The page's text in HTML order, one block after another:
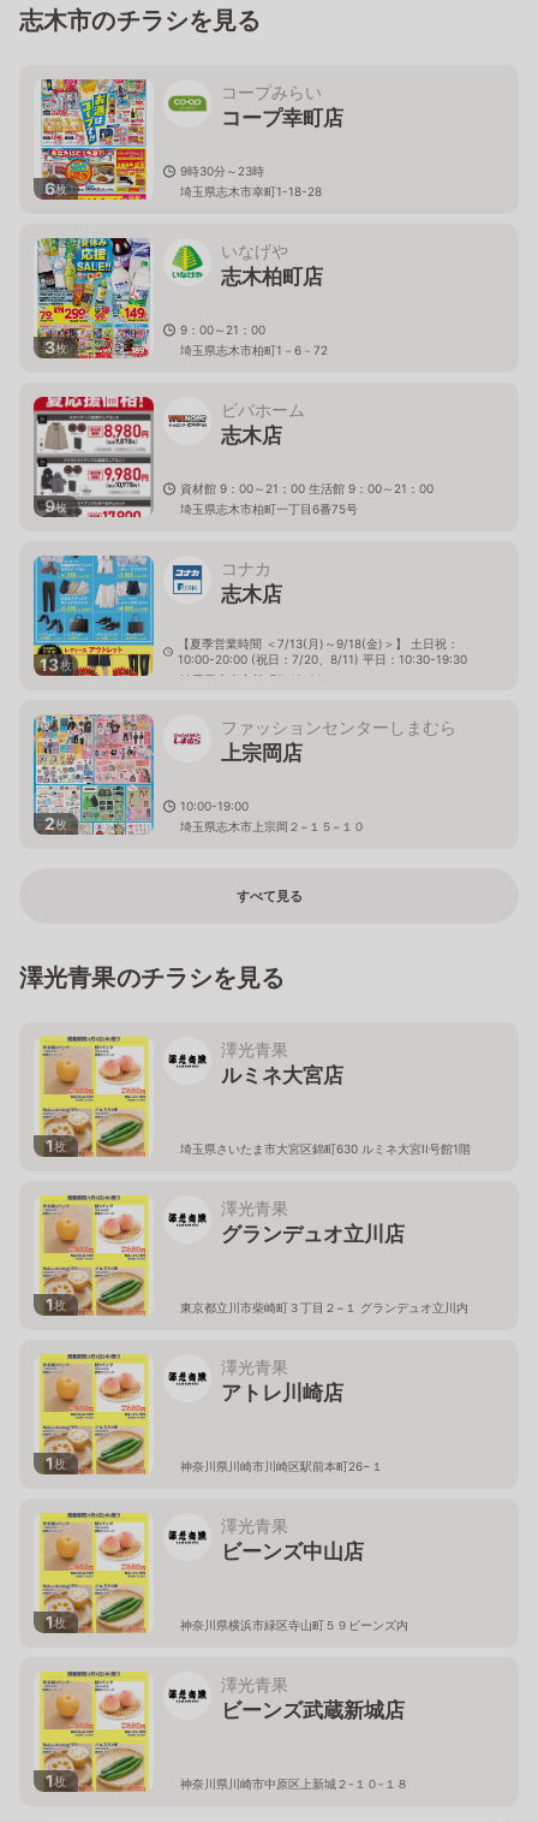
志木市のチラシを見る
6枚
コープみらい
コープ幸町店
9時30分～23時
埼玉県志木市幸町1-18-28
3枚
いなげや
志木柏町店
9：00～21：00
埼玉県志木市柏町1－6－72
9枚
ビバホーム
志木店
資材館 9：00～21：00 生活館 9：00～21：00
埼玉県志木市柏町一丁目6番75号
13枚
コナカ
志木店
【夏季営業時間 ＜7/13(月)～9/18(金)＞】 土日祝：
10:00-20:00 (祝日：7/20、8/11) 平日：10:30-19:30
埼玉県志木市柏町5-12-32
2枚
ファッションセンターしまむら
上宗岡店
10:00-19:00
埼玉県志木市上宗岡２−１５−１０
すべて見る
澤光青果のチラシを見る
1枚
澤光青果
ルミネ大宮店
埼玉県さいたま市大宮区錦町630 ルミネ大宮II号館1階
1枚
澤光青果
グランデュオ立川店
東京都立川市柴崎町３丁目２−１ グランデュオ立川内
1枚
澤光青果
アトレ川崎店
神奈川県川崎市川崎区駅前本町26−１
1枚
澤光青果
ビーンズ中山店
神奈川県横浜市緑区寺山町５９ビーンズ内
1枚
澤光青果
ビーンズ武蔵新城店
神奈川県川崎市中原区上新城２-１０-１８